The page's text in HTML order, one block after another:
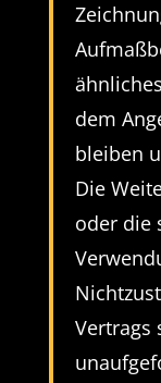
dem
bleiben
Die
oder die
Vertrags